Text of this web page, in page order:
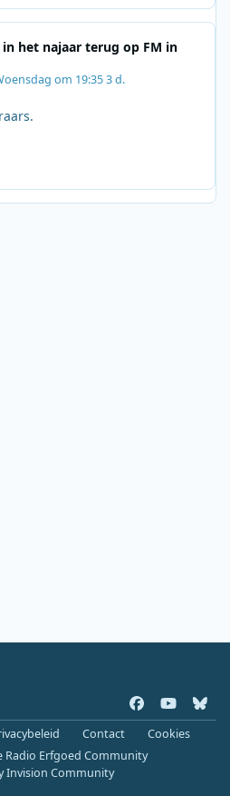
in het najaar terug op FM in
om 19:353 d.
a
c
e
o
u
b
l
u
Contact
Cookies
Radio Erfgoed Community
Invision Community